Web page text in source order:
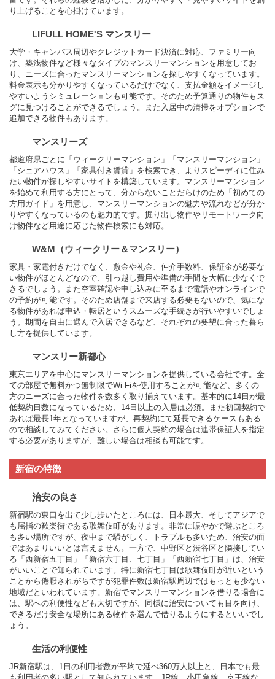
り上げることを心掛けています。
LIFULL HOME'S マンスリー
大学・キャンパス周辺やクレジットカード決済に対応、ファミリー向
け、築浅物件など様々なタイプのマンスリーマンションを用意してお
り、ニーズに合ったマンスリーマンションを探しやすくなっています。
料金表示も分かりやすくなっているだけでなく、支払金額をイメージし
やすいようシミュレーションも可能です。そのため予算通りの物件もス
グに見つけることができるでしょう。また入居中の清掃をオプションで
追加できる物件もあります。
マンスリーズ
都道府県ごとに「ウィークリーマンション」「マンスリーマンション」
「シェアハウス」「家具付き賃貸」を検索でき、よりスピーディに住み
たい物件が探しやすいサイトを構築しています。マンスリーマンション
を始めて利用する方にとって、分からないことだらけのため「初めての
方用ガイド」を用意し、マンスリーマンションの魅力や流れなどが分か
りやすくなっているのも魅力的です。掘り出し物件やリモートワーク向
け物件など用途に応じた物件検索にも対応。
W&M（ウィークリー＆マンスリー）
家具・家電付きだけでなく、敷金や礼金、仲介手数料、保証金が必要な
い物件がほとんどなので、引っ越し費用や準備の手間を大幅に少なくで
きるでしょう。また空室確認や申し込みに至るまで電話やオンラインで
の予約が可能です。そのため店舗まで来店する必要もないので、気にな
る物件があれば申込・転居というスムーズな手続きが行いやすいでしょ
う。期間を自由に選んで入居できるなど、それぞれの要望に合った暮ら
し方を提供しています。
マンスリー新都心
東京エリアを中心にマンスリーマンションを提供している会社です。全
ての部屋で無料かつ無制限でWi-Fiを使用することが可能など、多くの
方のニーズに合った物件を数多く取り揃えています。基本的に14日が最
低契約日数になっているため、14日以上の入居は必須。また初回契約で
あれば最長1年となっていますが、再契約にて延長できるケースもある
ので相談してみてください。さらに個人契約の場合は連帯保証人を指定
する必要がありますが、難しい場合は相談も可能です。
新宿の特徴
治安の良さ
新宿駅の東口を出て少し歩いたところには、日本最大、そしてアジアで
も屈指の歓楽街である歌舞伎町があります。非常に賑やかで遊ぶところ
も多い場所ですが、夜中まで騒がしく、トラブルも多いため、治安の面
ではあまりいいとは言えません。一方で、中野区と渋谷区と隣接してい
る「西新宿五丁目」「新宿六丁目、七丁目」「西新宿七丁目」は、治安
がいいことで知られています。特に新宿七丁目は歌舞伎町が近いという
ことから倦厭されがちですが犯罪件数は新宿駅周辺ではもっとも少ない
地域だといわれています。新宿でマンスリーマンションを借りる場合に
は、駅への利便性なども大切ですが、同様に治安についても目を向け、
できるだけ安全な場所にある物件を選んで借りるようにするといいでし
ょう。
生活の利便性
JR新宿駅は、1日の利用者数が平均で延べ360万人以上と、日本でも最